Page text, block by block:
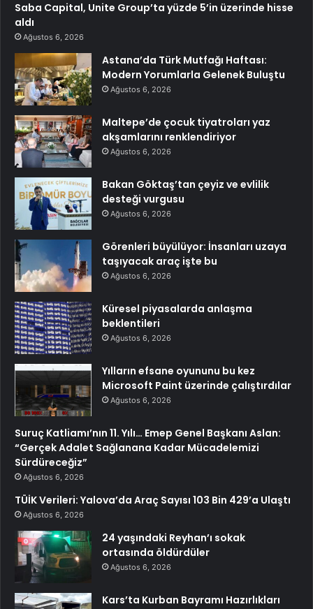
Saba Capital, Unite Group’ta yüzde 5’in üzerinde hisse
aldı
Ağustos 6, 2026
Astana’da Türk Mutfağı Haftası:
Modern Yorumlarla Gelenek Buluştu
Ağustos 6, 2026
Maltepe’de çocuk tiyatroları yaz
akşamlarını renklendiriyor
Ağustos 6, 2026
Bakan Göktaş’tan çeyiz ve evlilik
desteği vurgusu
Ağustos 6, 2026
Görenleri büyülüyor: İnsanları uzaya
taşıyacak araç işte bu
Ağustos 6, 2026
Küresel piyasalarda anlaşma
beklentileri
Ağustos 6, 2026
Yılların efsane oyununu bu kez
Microsoft Paint üzerinde çalıştırdılar
Ağustos 6, 2026
Suruç Katliamı’nın 11. Yılı… Emep Genel Başkanı Aslan:
“Gerçek Adalet Sağlanana Kadar Mücadelemizi
Sürdüreceğiz”
Ağustos 6, 2026
TÜİK Verileri: Yalova’da Araç Sayısı 103 Bin 429’a Ulaştı
Ağustos 6, 2026
24 yaşındaki Reyhan’ı sokak
ortasında öldürdüler
Ağustos 6, 2026
Kars’ta Kurban Bayramı Hazırlıkları